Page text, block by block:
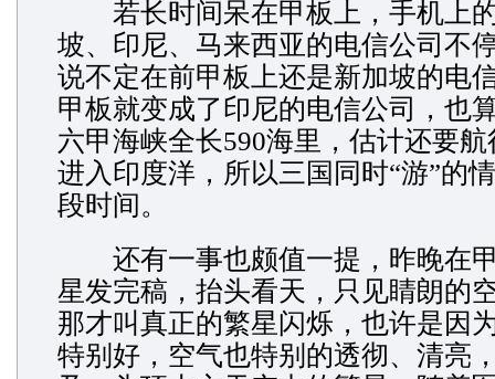
若长时间呆在甲板上，手机上
坡、印尼、马来西亚的电信公司不
说不定在前甲板上还是新加坡的电
甲板就变成了印尼的电信公司，也
六甲海峡全长590海里，估计还要
进入印度洋，所以三国同时“游”的
段时间。
还有一事也颇值一提，昨晚在
星发完稿，抬头看天，只见睛朗的
那才叫真正的繁星闪烁，也许是因
特别好，空气也特别的透彻、清亮